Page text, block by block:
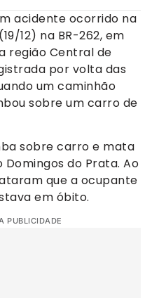
acidente ocorrido na
12) na BR-262, em
região Central de
por volta das
um caminhão
sobre um carro de
sobre carro e mata
Domingos do Prata. Ao
que a ocupante
em óbito.
PUBLICIDADE